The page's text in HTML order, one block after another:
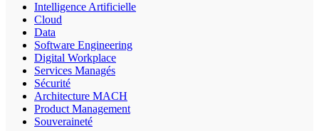
Intelligence Artificielle
Cloud
Data
Software Engineering
Digital Workplace
Services Managés
Sécurité
Architecture MACH
Product Management
Souveraineté